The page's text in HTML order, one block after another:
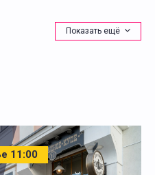
Показать ещё
11:00